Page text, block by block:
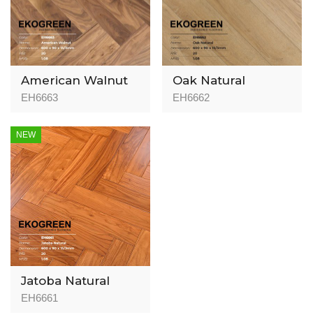
American Walnut
EH6663
Oak Natural
EH6662
NEW
Jatoba Natural
EH6661